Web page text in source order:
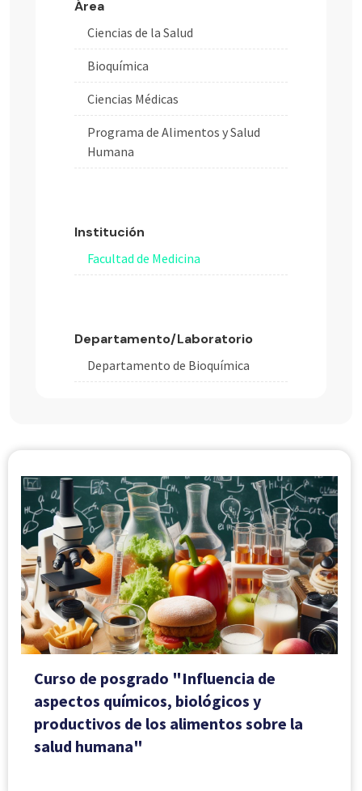
Área
Ciencias de la Salud
Bioquímica
Ciencias Médicas
Programa de Alimentos y Salud
Humana
Institución
Facultad de Medicina
Departamento/Laboratorio
Departamento de Bioquímica
Curso de posgrado "Influencia de
aspectos químicos, biológicos y
productivos de los alimentos sobre la
salud humana"